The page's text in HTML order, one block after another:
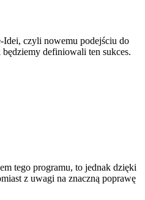
Idei, czyli nowemu podejściu do
definiowali ten sukces.
tego programu, to jednak dzięki
z uwagi na znaczną poprawę